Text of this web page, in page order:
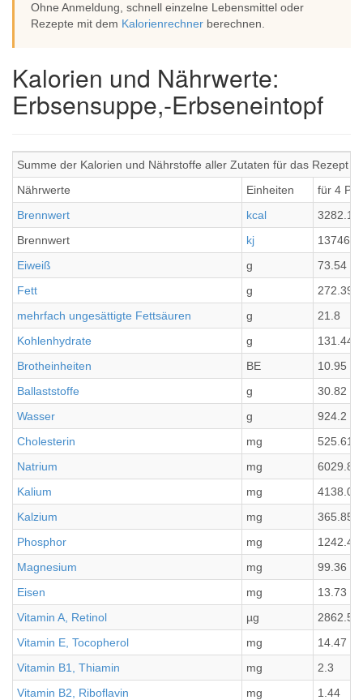
Ohne Anmeldung, schnell einzelne Lebensmittel oder
Rezepte mit dem Kalorienrechner berechnen.
Kalorien und Nährwerte:
Erbsensuppe,-Erbseneintopf
Summe der Kalorien und Nährstoffe aller Zutaten für das Rezept
Nährwerte
Einheiten
für 4
Brennwert
kcal
3282.13
Brennwert
kj
Eiweiß
g
73.54
Fett
g
272.39
mehrfach ungesättigte Fettsäuren
g
21.8
Kohlenhydrate
g
131.44
Brotheinheiten
BE
10.95
Ballaststoffe
g
30.82
Wasser
g
924.2
Cholesterin
mg
525.61
Natrium
mg
6029.88
Kalium
mg
4138.03
Kalzium
mg
365.85
Phosphor
mg
1242.47
Magnesium
mg
99.36
Eisen
mg
13.73
Vitamin A, Retinol
µg
2862.51
Vitamin E, Tocopherol
mg
14.47
Vitamin B1, Thiamin
mg
2.3
Vitamin B2, Riboflavin
mg 1.44